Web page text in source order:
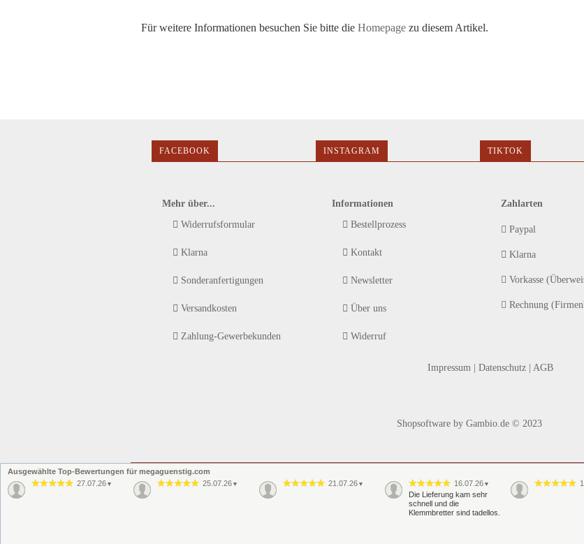
Für weitere Informationen besuchen Sie bitte die Homepage zu diesem Artikel.
FACEBOOK INSTAGRAM TIKTOK
Mehr über...
Widerrufsformular
Klarna
Sonderanfertigungen
Versandkosten
Zahlung-Gewerbekunden
Informationen
Bestellprozess
Kontakt
Newsletter
Über uns
Widerruf
Zahlarten
Paypal
Klarna
Vorkasse
Rechnung
Impressum Datenschutz AGB
Shopsoftware by Gambio.de © 2023
Ausgewählte Top-Bewertungen für megaguenstig.com
27.07.26 ▼ 25.07.26 ▼ 21.07.26 ▼ 16.07.26 ▼
Die Lieferung kam sehr
schnell und die
Klemmbretter sind tadellos.